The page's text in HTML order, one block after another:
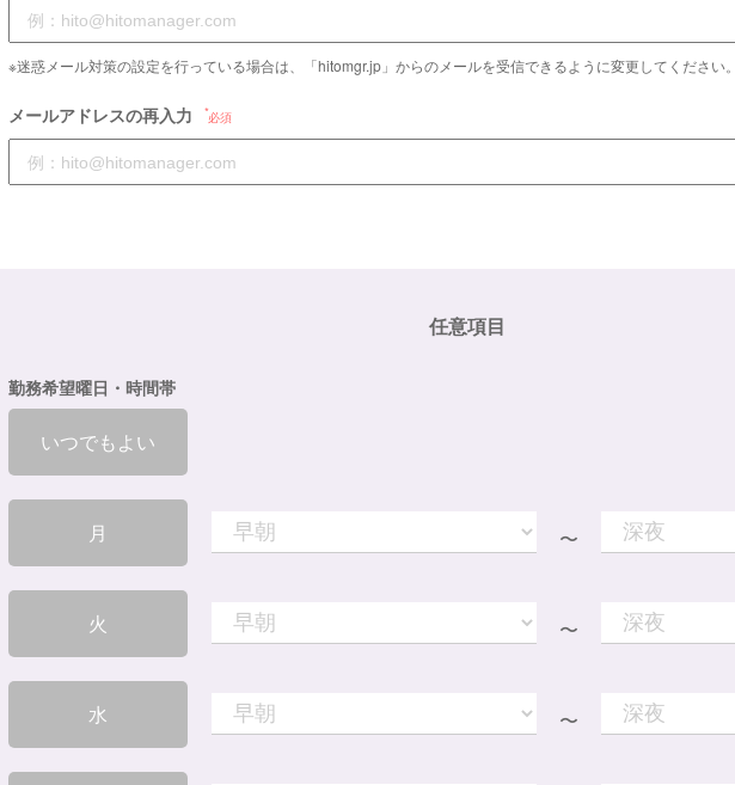
※迷惑メール対策の設定を行っている場合は、「hitomgr.jp」からのメールを受信できるように変更してください
メールアドレスの再入力 必須
任意項目
勤務希望曜日・時間帯
いつでもよい
月 〜
火 〜
水 〜